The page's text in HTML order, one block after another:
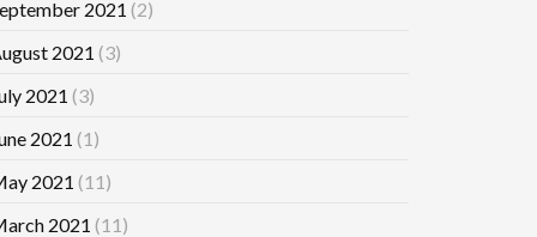
2021 (2)
2021 (3)
2021 (3)
2021 (1)
2021 (11)
2021 (11)